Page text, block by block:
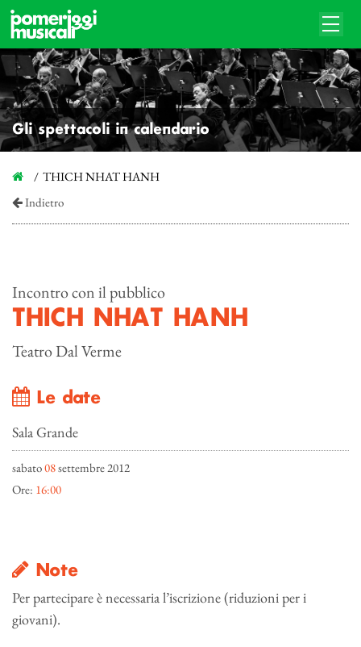
Gli spettacoli in calendario
THICH NHAT HANH
Indietro
Incontro con il pubblico
THICH NHAT HANH
Teatro Dal Verme
Le date
Sala Grande
sabato08settembre 2012
Ore: 16:00
Note
Per partecipare è necessaria l’iscrizione (riduzioni per i
giovani).